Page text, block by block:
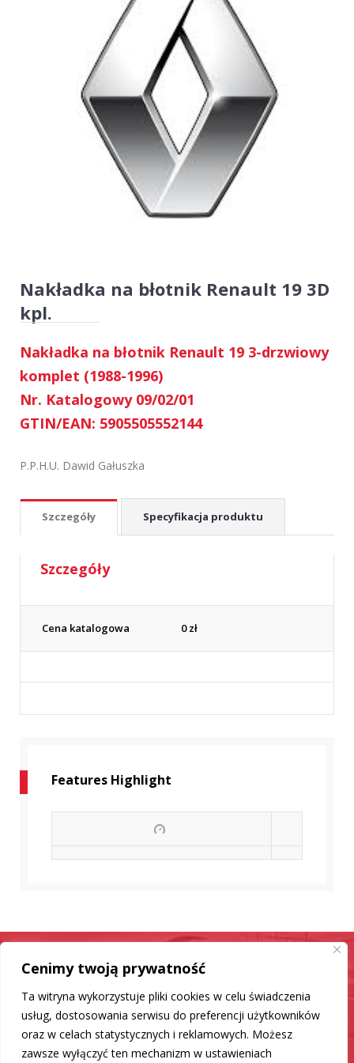
Cenimy twoją prywatność
Ta witryna wykorzystuje pliki cookies w celu świadczenia
usług, dostosowania serwisu do preferencji użytkowników
oraz w celach statystycznych i reklamowych. Możesz
zawsze wyłączyć ten mechanizm w ustawieniach
Nakładka na błotnik Renault 19 3D
kpl.
Nakładka na błotnik Renault 19 3-drzwiowy
komplet (1988-1996)
Nr. Katalogowy 09/02/01
GTIN/EAN: 5905505552144
P.P.H.U. Dawid Gałuszka
Szczegóły Specyfikacja produktu
Szczegóły
Cena katalogowa 0zł
Features Highlight
Samochód jak nowy
Mamy dla Ciebie rozwiązanie